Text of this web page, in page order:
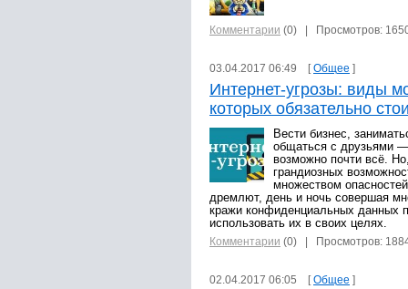
Комментарии (0) | Просмотров:
03.04.2017 06:49 [Общее ]
Интернет-угрозы: виды
которых обязательно
Вести бизнес,
общаться с друзьями —
возможно почти всё.
грандиозных
множеством
дремлют, день и ночь совершая
кражи конфиденциальных данных
использовать их в своих целях.
Комментарии (0) | Просмотров:
02.04.2017 06:05 [Общее ]